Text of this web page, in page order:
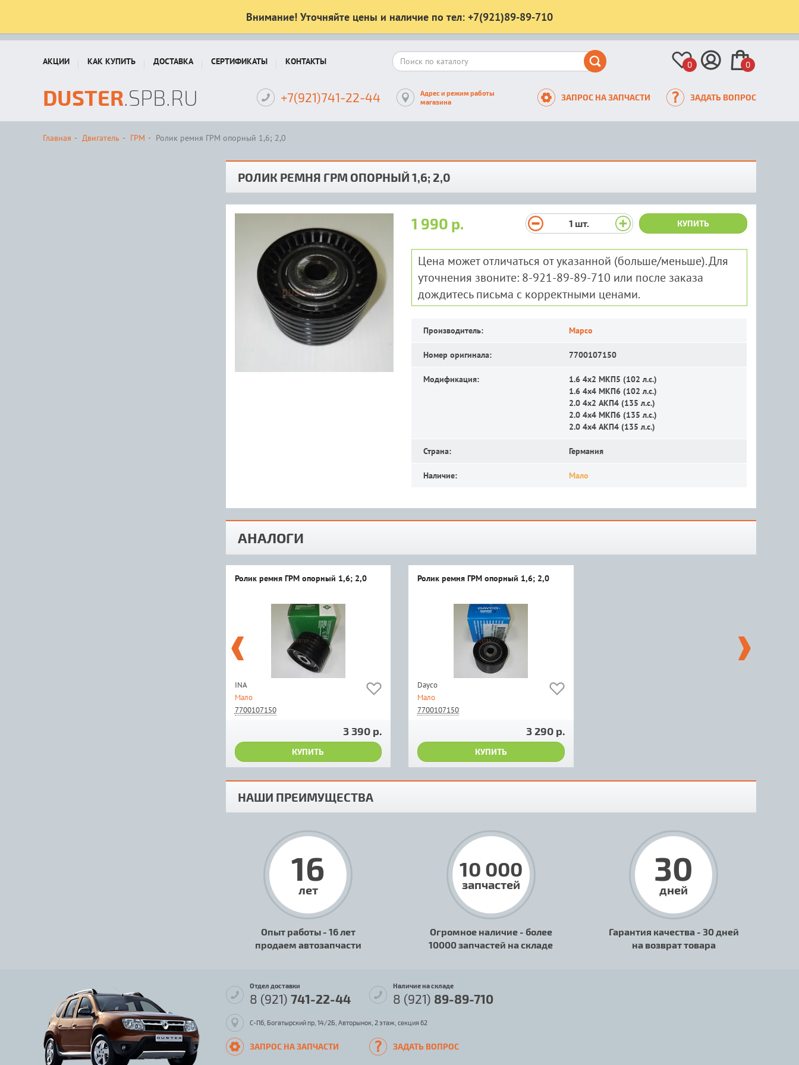
Внимание! Уточняйте цены и наличие по тел: +7(921)89-89-710
АКЦИИ КАК КУПИТЬ ДОСТАВКА СЕРТИФИКАТЫ КОНТАКТЫ 0 0
DUSTER.SPB.RU +7(921)741-22-44
Адрес и режим работы
магазина
ЗАПРОС НА ЗАПЧАСТИ ЗАДАТЬ ВОПРОС
Главная Двигатель ГРМ Ролик ремня ГРМ опорный 1,6; 2,0
РОЛИК РЕМНЯ ГРМ ОПОРНЫЙ 1,6; 2,0
1 990 р. 1 шт. КУПИТЬ
Цена может отличаться от указанной (больше/меньше). Для
уточнения звоните: 8-921-89-89-710 или после заказа
дождитесь письма с корректными ценами.
Производитель: Mapco
Номер оригинала: 7700107150
Модификация:
1.6 4x2 MКП5 (102 л.с.)
1.6 4x4 MКП6 (102 л.с.)
2.0 4x2 АКП4 (135 л.с.)
2.0 4x4 MКП6 (135 л.с.)
2.0 4x4 АКП4 (135 л.с.)
Страна: Германия
Наличие: Мало
АНАЛОГИ
Ролик ремня ГРМ опорный 1,6; 2,0
INA
Мало
7700107150
3 390 р.
КУПИТЬ
Ролик ремня ГРМ опорный 1,6; 2,0
Dayco
Мало
7700107150
3 290 р.
КУПИТЬ
НАШИ ПРЕИМУЩЕСТВА
16
лет
Опыт работы - 16 лет
продаем автозапчасти
10 000
запчастей
Огромное наличие - более
10000 запчастей на складе
30
дней
Гарантия качества - 30 дней
на возврат товара
Отдел доставки
8 (921) 741-22-44
Наличие на складе
8 (921) 89-89-710
С-Пб, Богатырский пр, 14/2Б, Авторынок, 2 этаж, секция 62
ЗАПРОС НА ЗАПЧАСТИ ЗАДАТЬ ВОПРОС